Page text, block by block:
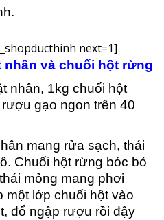
next=1]
và chuối hột rừng
nhân, 1kg chuối hột
gạo ngon trên 40
mang rửa sạch, thái
Chuối hột rừng bóc bỏ
mỏng mang phơi
một lớp chuối hột vào
đổ ngập rượu rồi đậy